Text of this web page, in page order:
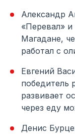
Александр
«Перевал»
Магадане,
работал с
Евгений
победитель
развивает
через еду
Денис